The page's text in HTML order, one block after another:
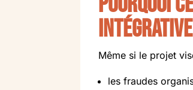
intégrative
Même si le projet
les fraudes